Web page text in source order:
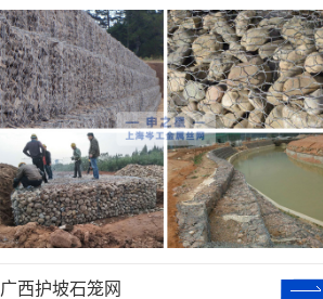
广西护坡石笼网